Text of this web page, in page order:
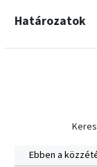
Határozatok
Ebben a